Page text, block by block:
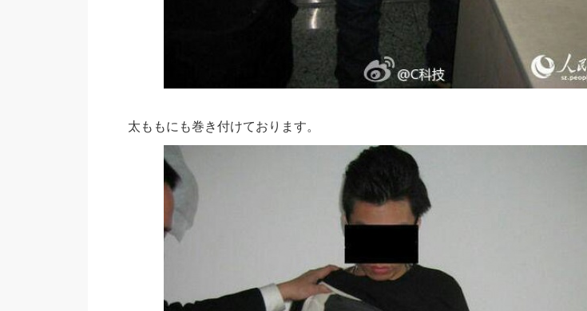
太ももにも巻き付けております。